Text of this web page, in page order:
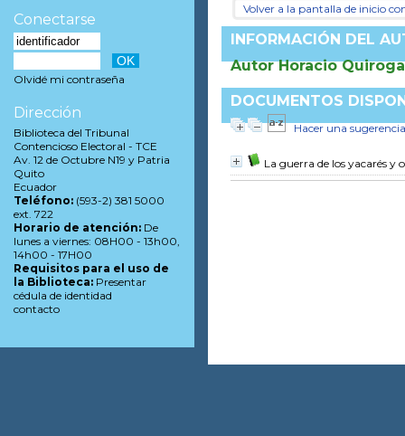
Volver a la pantalla de inicio
INFORMACIÓN DEL
Autor Horacio Quiroga
DOCUMENTOS
Hacer una sugerencia
La guerra de los yacarés y
Conectarse
Olvidé mi contraseña
Dirección
Biblioteca del Tribunal
Contencioso Electoral - TCE
Av. 12 de Octubre N19 y Patria
Quito
Ecuador
Teléfono: (593-2) 381 5000
ext. 722
Horario de atención: De
lunes a viernes: 08H00 - 13h00,
14h00 - 17H00
Requisitos para el uso de
la Biblioteca: Presentar
cédula de identidad
contacto